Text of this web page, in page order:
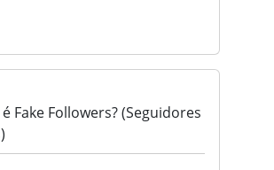
Fake Followers? (Seguidores